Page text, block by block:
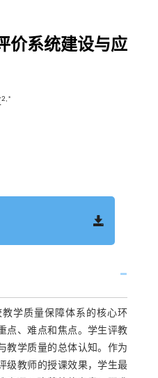
价系统建设与应
2,*
学质量保障体系的核心环
点、难点和焦点。学生评教
教学质量的总体认知。作为
级教师的授课效果，学生最